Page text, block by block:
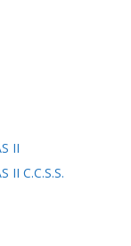
II
II C.C.S.S.